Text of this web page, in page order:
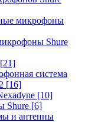
микрофоны
Shure
[21]
система
[16]
[10]
Shure [6]
и антенны